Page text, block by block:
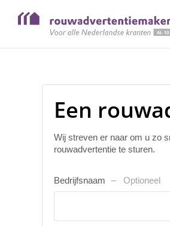
Een
Wij streven er naar om u zo
rouwadvertentie te sturen.
Bedrijfsnaam Optioneel